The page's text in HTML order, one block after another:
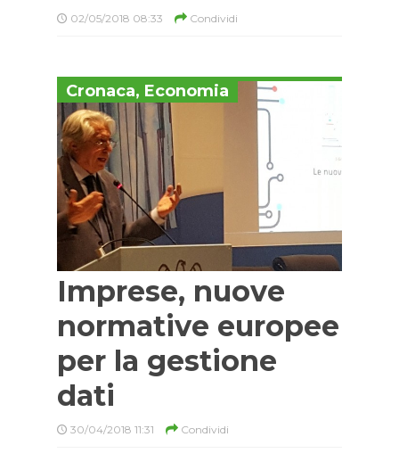
02/05/2018 08:33 Condividi
Cronaca, Economia
Imprese, nuove
normative europee
per la gestione
dati
30/04/2018 11:31 Condividi